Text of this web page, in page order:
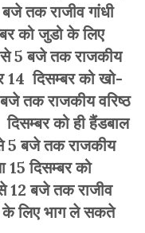
तक राजीव गांधी
को जुडो के लिए
5 बजे तक राजकीय
14 दिसम्बर को खो-
तक राजकीय वरिष्ठ
दिसम्बर को ही हैंडबाल
5 बजे तक राजकीय
15 दिसम्बर को
बजे तक राजीव
के लिए भाग ले सकते